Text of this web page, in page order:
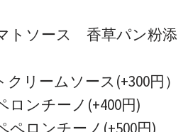
トソース 香草パン粉添
リームソース(+300円）
ロンチーノ(+400円)
ペロンチーノ(+500円)